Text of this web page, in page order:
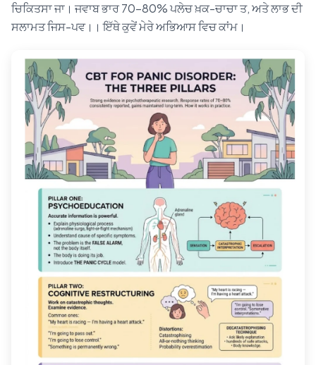
ਚਿਕਿਤਸਾ ਜਾ। ਜਵਾਬ ਭਾਰ 70–80% ਪਲੇਚ ਖ਼ਕ-ਚਾਚਾ ਤ, ਅਤੇ ਲਾਭ ਦੀ
ਸਲਾਮਤ ਜਿਸ-ਪਵ।। ਇੱਥੇ ਕੁਵੇਂ ਮੇਰੇ ਅਭਿਆਸ ਵਿਚ ਕਾਂਮ।